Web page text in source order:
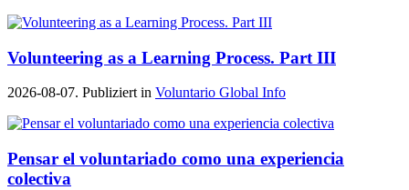
Volunteering as a Learning Process. Part III
2026-08-07. Publiziert in Voluntario Global Info
Pensar el voluntariado como una experiencia
colectiva